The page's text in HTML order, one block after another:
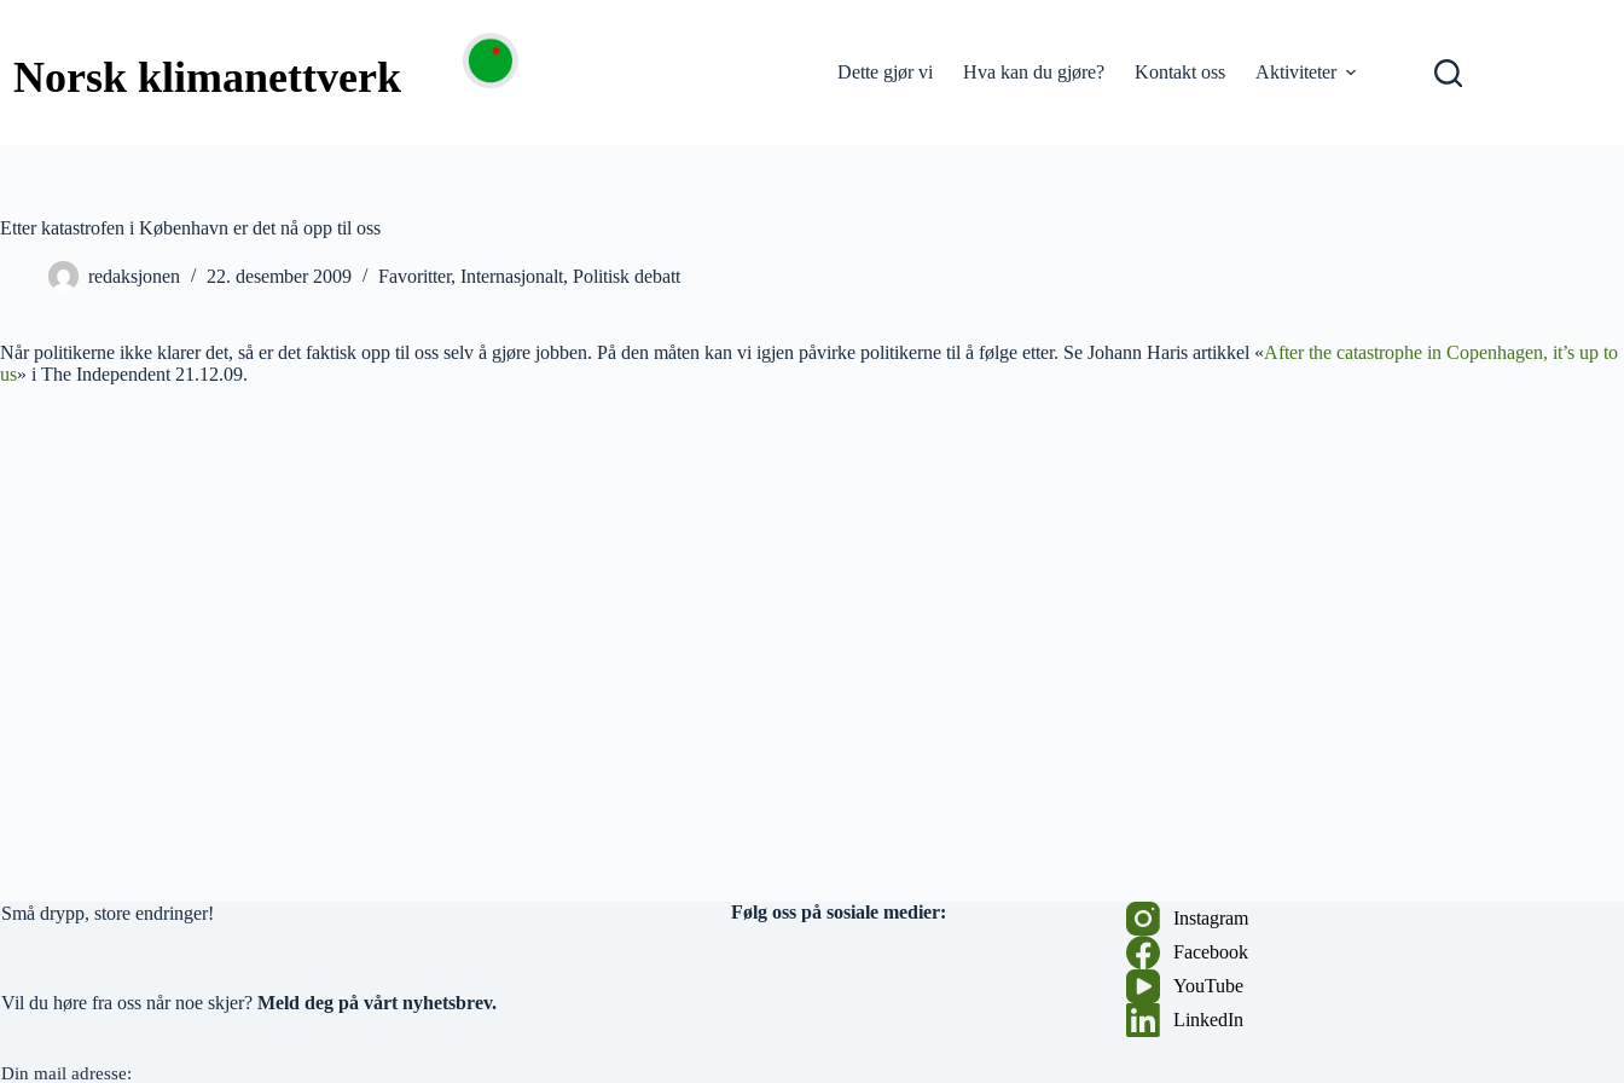
Dette gjør vi Hva kan du gjøre? Kontakt oss Aktiviteter
Etter katastrofen i København er det nå opp til oss
redaksjonen 22. desember 2009 Favoritter, Internasjonalt, Politisk debatt
Når politikerne ikke klarer det, så er det faktisk opp til oss selv å gjøre jobben. På den måten kan vi igjen påvirke politikerne til å følge etter. Se Johann Haris artikkel «After the catastrophe in Copenhagen, it’s up to
us» i The Independent 21.12.09.
Små drypp, store endringer!
Vil du høre fra oss når noe skjer? Meld deg på vårt nyhetsbrev.
Din mail adresse:
Følg oss på sosiale medier:
Instagram
Facebook
YouTube
LinkedIn